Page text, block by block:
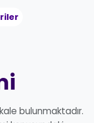
bulunmaktadır.